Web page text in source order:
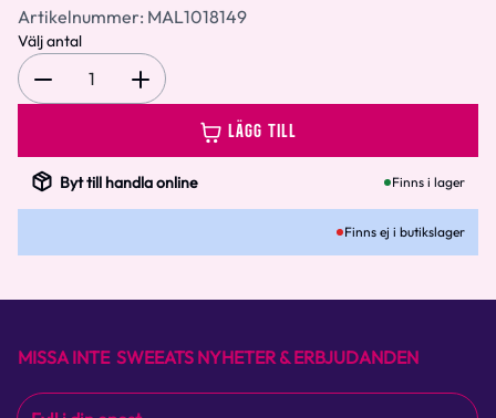
Artikelnummer: MAL1018149
Välj antal
1
LÄGG TILL
Byt till handla online Finns i lager
Finns ej i butikslager
MISSA INTE SWEEATS NYHETER & ERBJUDANDEN